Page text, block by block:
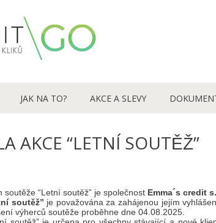
JAK NA TO? AKCE A SLEVY
AKCE “LETNÍ SOUTĚŽ”
soutěže “Letní soutěž” je společnost Emma´s credit
soutěž” je považována za zahájenou jejím
výherců soutěže proběhne dne 04.08.2025.